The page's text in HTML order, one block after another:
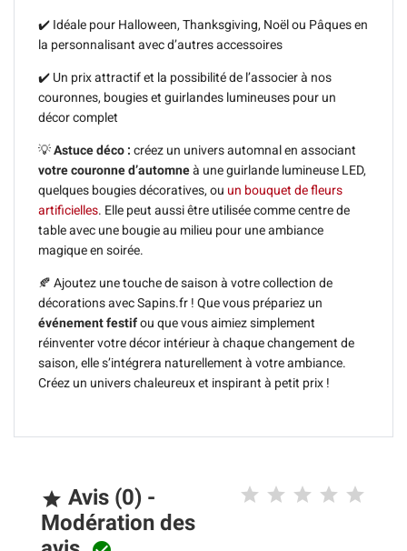
✔️ Idéale pour Halloween, Thanksgiving, Noël ou Pâques en
la personnalisant avec d’autres accessoires
✔️ Un prix attractif et la possibilité de l’associer à nos
couronnes, bougies et guirlandes lumineuses pour un
décor complet
💡Astuce déco : créez un univers automnal en associant
votre couronne d’automneà une guirlande lumineuse LED,
quelques bougies décoratives, ou un bouquet de fleurs
artificielles. Elle peut aussi être utilisée comme centre de
table avec une bougie au milieu pour une ambiance
magique en soirée.
🍂 Ajoutez une touche de saison à votre collection de
décorations avec Sapins.fr ! Que vous prépariez un
événement festifou que vous aimiez simplement
réinventer votre décor intérieur à chaque changement de
saison, elle s’intégrera naturellement à votre ambiance.
Créez un univers chaleureux et inspirant à petit prix !
 Avis (0) -
Modération des